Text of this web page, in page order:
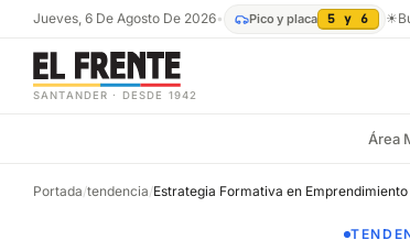
Jueves, 6 De Agosto De 2026• Pico y placa 5 y 6 ☀
SANTANDER · DESDE 1942
Área
Portada/tendencia/Estrategia Formativa en